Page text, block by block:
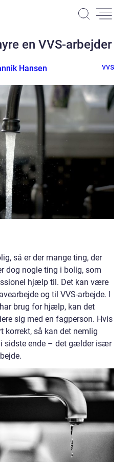
en VVS-arbejder
Hansen vvs
så er der mange ting, der
dog nogle ting i bolig, som
hjælp til. Det kan være
og til VVS-arbejde. I
brug for hjælp, kan det
sig med en fagperson. Hvis
korrekt, så kan det nemlig
i sidste ende – det gælder især